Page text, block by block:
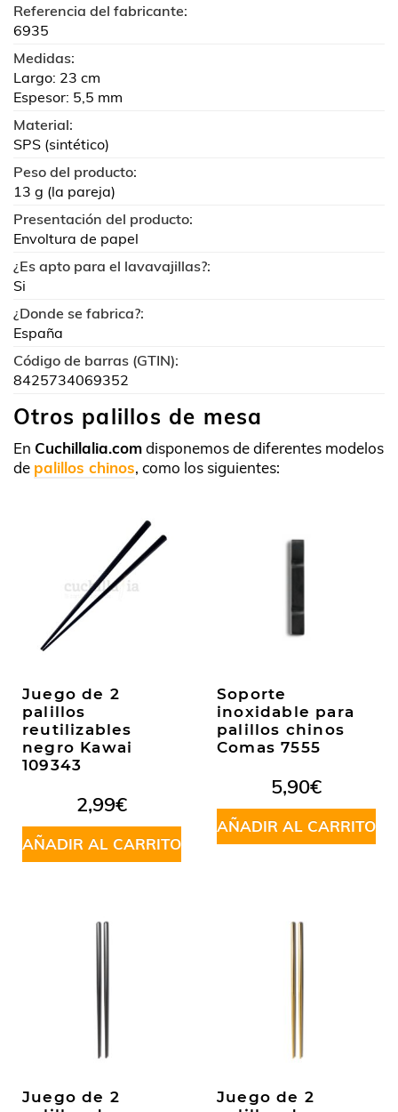
Referencia del fabricante:
6935
Medidas:
Largo: 23 cm
Espesor: 5,5 mm
Material:
SPS (sintético)
Peso del producto:
13 g (la pareja)
Presentación del producto:
Envoltura de papel
¿Es apto para el lavavajillas?:
Si
¿Donde se fabrica?:
España
Código de barras (GTIN):
8425734069352
Otros palillos de mesa
En Cuchillalia.comdisponemos de diferentes modelos
de palillos chinos, como los siguientes:
Juego de 2
palillos
reutilizables
negro Kawai
109343
2,99€
AÑADIR AL CARRITO
Soporte
inoxidable para
palillos chinos
Comas 7555
5,90€
AÑADIR AL CARRITO
Juego de 2
Juego de 2